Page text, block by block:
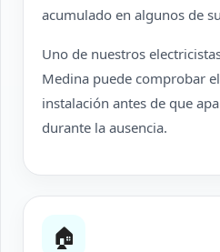
acumulado en algunos de
Uno de nuestros
Medina puede comprobar
instalación antes de que
durante la ausencia.
🏠